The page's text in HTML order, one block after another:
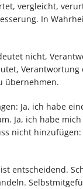
vergleicht,
In
nicht,
Verantwortung
übernehmen.
Ja, ich habe
Ja, ich habe
nicht
entscheidend.